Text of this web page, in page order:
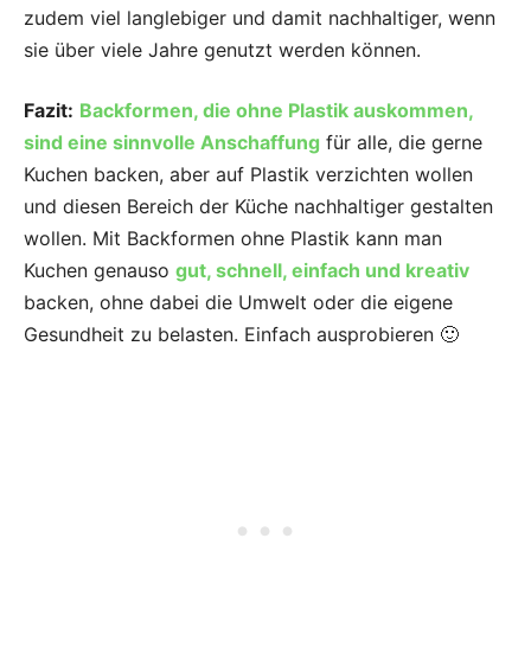
zudem viel langlebiger und damit nachhaltiger, wenn
sie über viele Jahre genutzt werden können.
Fazit: Backformen, die ohne Plastik auskommen,
sind eine sinnvolle Anschaffung für alle, die gerne
Kuchen backen, aber auf Plastik verzichten wollen
und diesen Bereich der Küche nachhaltiger gestalten
wollen. Mit Backformen ohne Plastik kann man
Kuchen genauso gut, schnell, einfach und kreativ
backen, ohne dabei die Umwelt oder die eigene
Gesundheit zu belasten. Einfach ausprobieren 🙂